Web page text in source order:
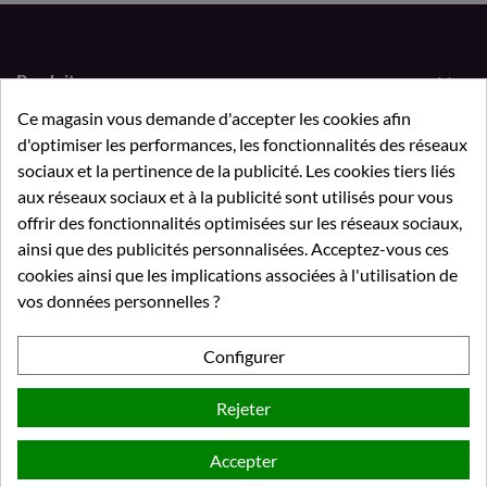
Produits 
Notre société
QUIZ & FAQ 
Votre compte 
Paiement sécurisé
Paypal, CB ou virement bancaire
Politique de livraison
Emballage soigné
Nous emballons vos commandes avec un maximum
Ce magasin vous demande d'accepter les cookies afin
d'optimiser les performances, les fonctionnalités des réseaux
sociaux et la pertinence de la publicité. Les cookies tiers liés
aux réseaux sociaux et à la publicité sont utilisés pour vous
offrir des fonctionnalités optimisées sur les réseaux sociaux,
ainsi que des publicités personnalisées. Acceptez-vous ces
cookies ainsi que les implications associées à l'utilisation de
vos données personnelles ?
Configurer
Rejeter
Accepter